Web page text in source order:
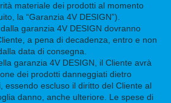
materiale dei prodotti al momento
la “Garanzia 4V DESIGN”).
garanzia 4V DESIGN dovranno
a pena di decadenza, entro e non
data di consegna.
garanzia 4V DESIGN, il Cliente avrà
dei prodotti danneggiati dietro
essendo escluso il diritto del Cliente al
danno, anche ulteriore. Le spese di